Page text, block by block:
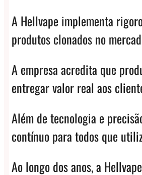
A Hellvape implementa
produtos clonados no
A empresa acredita que
entregar valor real aos
Além de tecnologia e
contínuo para todos que
Ao longo dos anos, a